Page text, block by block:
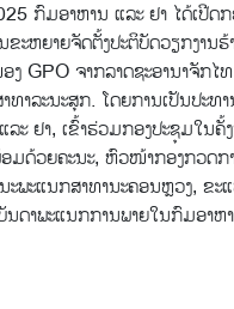
ກົມອາຫານ ແລະ ຢາ ໄດ້ເປີດ
ະຫຍາຍຈັດຕັ້ງປະຕິບັດວຽກງານ
ງ GPO ຈາກລາດຊະອານາຈັກ
ທາລະນະສຸກ. ໂດຍການເປັນປະທ
ະ ຢາ, ເຂົ້າຮ່ວມກອງປະຊຸມໃນ
ມດ້ວຍຄະນະ, ຫົວໜ້າກອງກວດກ
ະພະແນກສາທານະຄອນຫຼວງ, ຂະ
ດາພະແນກການພາຍໃນກົມອາຫ